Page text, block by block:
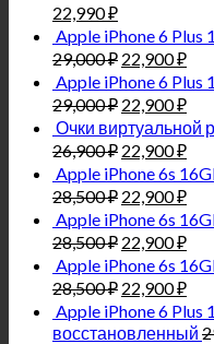
22,990₽
Apple iPhone 6 Plus
29,000₽ 22,900₽
Apple iPhone 6
29,000₽ 22,900₽
Очки виртуальной
26,900₽ 22,900₽
Apple iPhone 6s
28,500₽ 22,900₽
Apple iPhone 6s
28,500₽ 22,900₽
Apple iPhone 6s
28,500₽ 22,900₽
Apple iPhone 6 Plus
восстановленный